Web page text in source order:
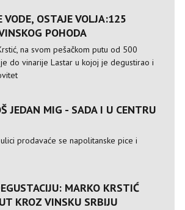
VODE, OSTAJE VOLJA:125
POHODA
na svom pešačkom putu od 500
do vinarije Lastar u kojoj je degustirao i
JEDAN MIG - SADA I U CENTRU
prodavaće se napolitanske pice i
MARKO KRSTIĆ
KROZ VINSKU SRBIJU